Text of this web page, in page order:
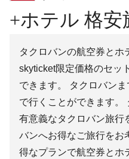
+ホテル 格安
タクロバンの航空券とホ
skyticket限定価格のセッ
できます。 タクロバン
で行くことができます。
有意義なタクロバン旅行
バンへお得なご旅行をお
得なプランで航空券とホ